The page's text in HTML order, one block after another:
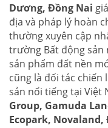
Dương, Đồng Nai
địa và pháp lý hoàn
thường xuyên cập
trường Bất động sản
sản phẩm đất nền
cũng là đối tác
sản nổi tiếng tại Việt
Group, Gamuda
Ecopark,